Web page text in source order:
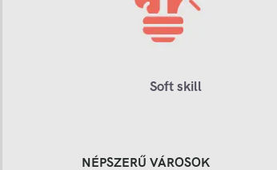
Soft skill
NÉPSZERŰ VÁROSOK